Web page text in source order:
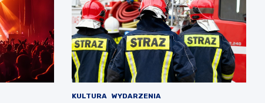
KULTURA WYDARZENIA